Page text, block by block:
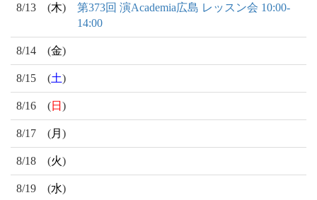
8/13 (木)
第373回 演Academia広島 レッスン会 10:00-
14:00
8/14 (金)
8/15 (土)
8/16 (日 )
8/17 (月 )
8/18 (火)
8/19 (水)